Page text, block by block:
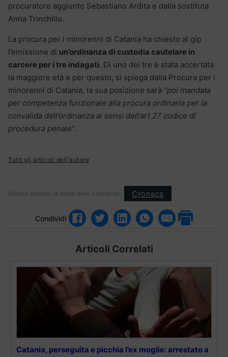
procuratore aggiunto Sebastiano Ardita e dalla sostituta
Anna Trinchillo.
La procura per i minorenni di Catania ha chiesto al gip
l’emissione di un’ordinanza di custodia cautelare in
carcere per i tre indagati. Di uno dei tre è stata accertata
la maggiore età e per questo, si spiega dalla Procura per i
minorenni di Catania, la sua posizione sarà “poi mandata
per competenza funzionale alla procura ordinaria per la
convalida dell’ordinanza ai sensi dell’art 27 codice di
procedura penale”.
Tutti gli articoli dell'autore
Questo articolo fa parte delle categorie: Cronaca
Condividi
Articoli Correlati
Catania, perseguita e picchia l’ex moglie: arrestato a